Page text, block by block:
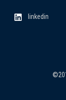
linkedin